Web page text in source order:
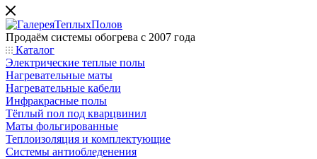
Продаём системы обогрева с 2007 года
Каталог
Электрические теплые полы
Нагревательные маты
Нагревательные кабели
Инфракрасные полы
Тёплый пол под кварцвинил
Маты фольгированные
Теплоизоляция и комплектующие
Системы антиобледенения